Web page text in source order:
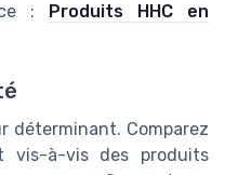
:
Produits HHC en
déterminant. Comparez
vis-à-vis des produits